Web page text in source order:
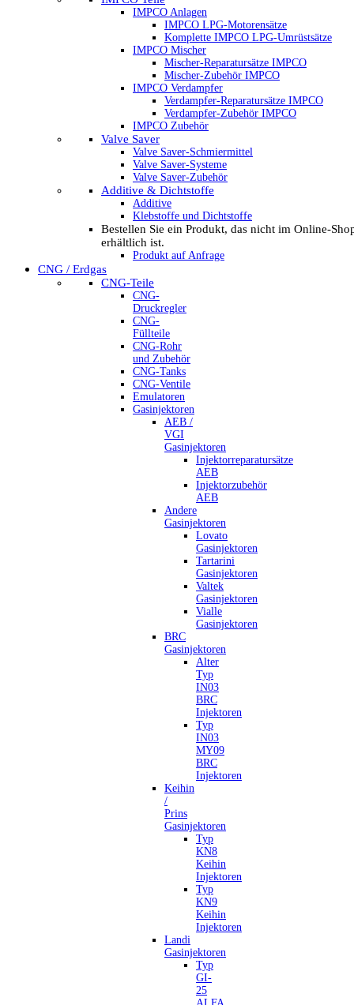
IMPCO Anlagen
IMPCO LPG-Motorensätze
Komplette IMPCO LPG-Umrüstsätze
IMPCO Mischer
Mischer-Reparatursätze IMPCO
Mischer-Zubehör IMPCO
IMPCO Verdampfer
Verdampfer-Reparatursätze IMPCO
Verdampfer-Zubehör IMPCO
IMPCO Zubehör
Valve Saver
Valve Saver-Schmiermittel
Valve Saver-Systeme
Valve Saver-Zubehör
Additive & Dichtstoffe
Additive
Klebstoffe und Dichtstoffe
Bestellen Sie ein Produkt, das nicht im Online-
erhältlich ist.
Produkt auf Anfrage
CNG / Erdgas
CNG-Teile
CNG-
Druckregler
CNG-
Füllteile
CNG-Rohr
und Zubehör
CNG-Tanks
CNG-Ventile
Emulatoren
Gasinjektoren
AEB /
VGI
Gasinjektoren
Injektorreparatursätze
AEB
Injektorzubehör
AEB
Andere
Gasinjektoren
Lovato
Gasinjektoren
Tartarini
Gasinjektoren
Valtek
Gasinjektoren
Vialle
Gasinjektoren
BRC
Gasinjektoren
Alter
Typ
IN03
BRC
Injektoren
Typ
IN03
MY09
BRC
Injektoren
Keihin
/
Prins
Gasinjektoren
Typ
KN8
Keihin
Injektoren
Typ
KN9
Keihin
Injektoren
Landi
Gasinjektoren
Typ
GI-
25